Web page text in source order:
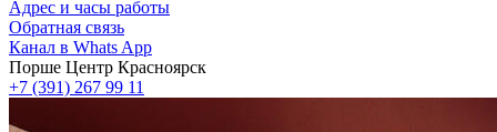
Адрес и часы работы
Обратная связь
Канал в Whats App
Порше Центр Красноярск
+7 (391) 267 99 11